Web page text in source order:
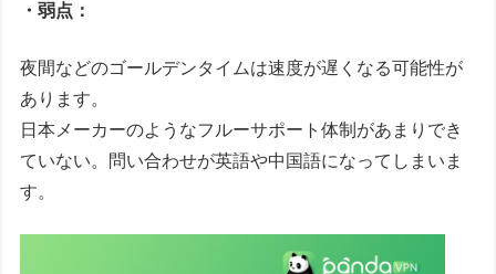
・弱点：
夜間などのゴールデンタイムは速度が遅くなる可能性が
あります。
日本メーカーのようなフルーサポート体制があまりでき
ていない。問い合わせが英語や中国語になってしまいま
す。